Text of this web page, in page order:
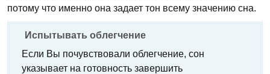
потому что именно она задает тон всему значению сна.
Испытывать облегчение
Если Вы почувствовали облегчение, сон
указывает на готовность завершить